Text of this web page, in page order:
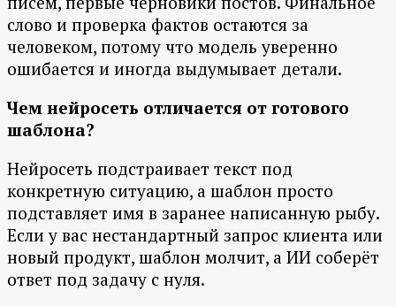
слово и проверка фактов остаются за
человеком, потому что модель уверенно
ошибается и иногда выдумывает детали.
Чем нейросеть отличается от готового
шаблона?
Нейросеть подстраивает текст под
конкретную ситуацию, а шаблон просто
подставляет имя в заранее написанную рыбу.
Если у вас нестандартный запрос клиента или
новый продукт, шаблон молчит, а ИИ соберёт
ответ под задачу с нуля.